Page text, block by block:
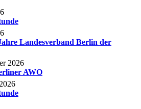
Landesverband Berlin der
2026
AWO